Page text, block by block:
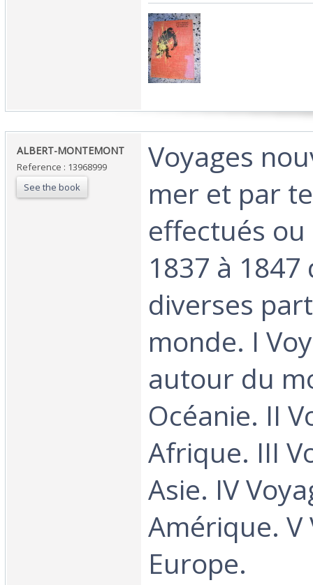
‎ALBERT-MONTEMONT‎
Reference : 13968999
See the book
‎Voyages
mer et par
effectués
1837 à 1847
diverses
monde. I
autour du
Océanie. II
Afrique. III
Asie. IV
Amérique. V
Europe.‎